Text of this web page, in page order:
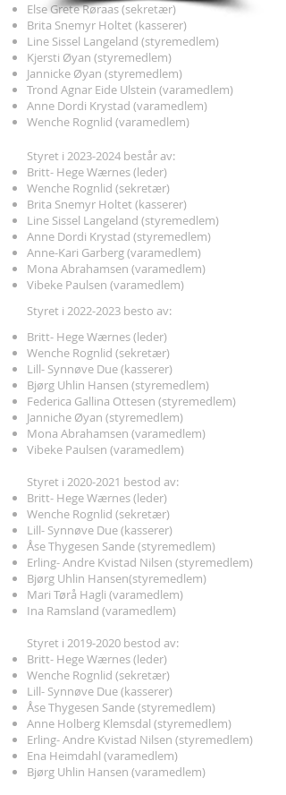
Else Grete Røraas (sekretær)
Brita Snemyr Holtet (kasserer)
Line Sissel Langeland (styremedlem)
Kjersti Øyan (styremedlem)
Jannicke Øyan (styremedlem)
Trond Agnar Eide Ulstein (varamedlem)
Anne Dordi Krystad (varamedlem)
Wenche Rognlid (varamedlem)
Styret i 2023-2024 består av:
Britt- Hege Wærnes (leder)
Wenche Rognlid (sekretær)
Brita Snemyr Holtet (kasserer)
Line Sissel Langeland (styremedlem)
Anne Dordi Krystad (styremedlem)
Anne-Kari Garberg (varamedlem)
Mona Abrahamsen (varamedlem)
Vibeke Paulsen (varamedlem)
Styret i 2022-2023 besto av:
Britt- Hege Wærnes (leder)
Wenche Rognlid (sekretær)
Lill- Synnøve Due (kasserer)
Bjørg Uhlin Hansen (styremedlem)
Federica Gallina Ottesen (styremedlem)
Janniche Øyan (styremedlem)
Mona Abrahamsen (varamedlem)
Vibeke Paulsen (varamedlem)
Styret i 2020-2021 bestod av:
Britt- Hege Wærnes (leder)
Wenche Rognlid (sekretær)
Lill- Synnøve Due (kasserer)
Åse Thygesen Sande (styremedlem)
Erling- Andre Kvistad Nilsen (styremedlem)
Bjørg Uhlin Hansen(styremedlem)
Mari Tørå Hagli (varamedlem)
Ina Ramsland (varamedlem)
Styret i 2019-2020 bestod av:
Britt- Hege Wærnes (leder)
Wenche Rognlid (sekretær)
Lill- Synnøve Due (kasserer)
Åse Thygesen Sande (styremedlem)
Anne Holberg Klemsdal (styremedlem)
Erling- Andre Kvistad Nilsen (styremedlem)
Ena Heimdahl (varamedlem)
Bjørg Uhlin Hansen (varamedlem)